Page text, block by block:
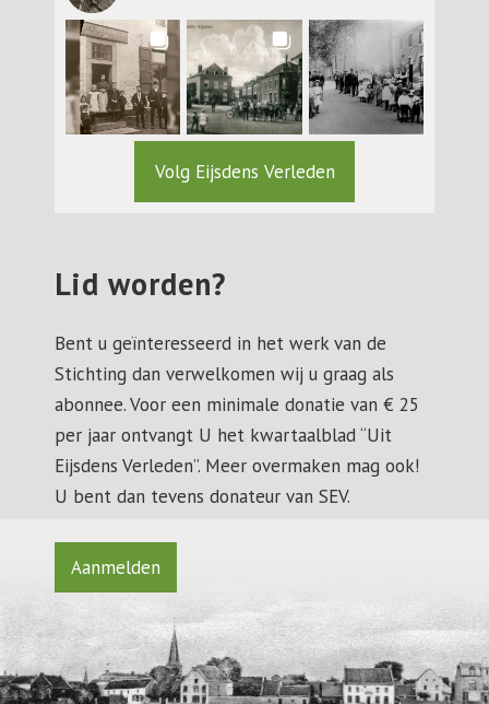
Volg Eijsdens Verleden
Lid worden?
Bent u geïnteresseerd in het werk van de
Stichting dan verwelkomen wij u graag als
abonnee. Voor een minimale donatie van € 25
per jaar ontvangt U het kwartaalblad “Uit
Eijsdens Verleden”. Meer overmaken mag ook!
U bent dan tevens donateur van SEV.
Aanmelden